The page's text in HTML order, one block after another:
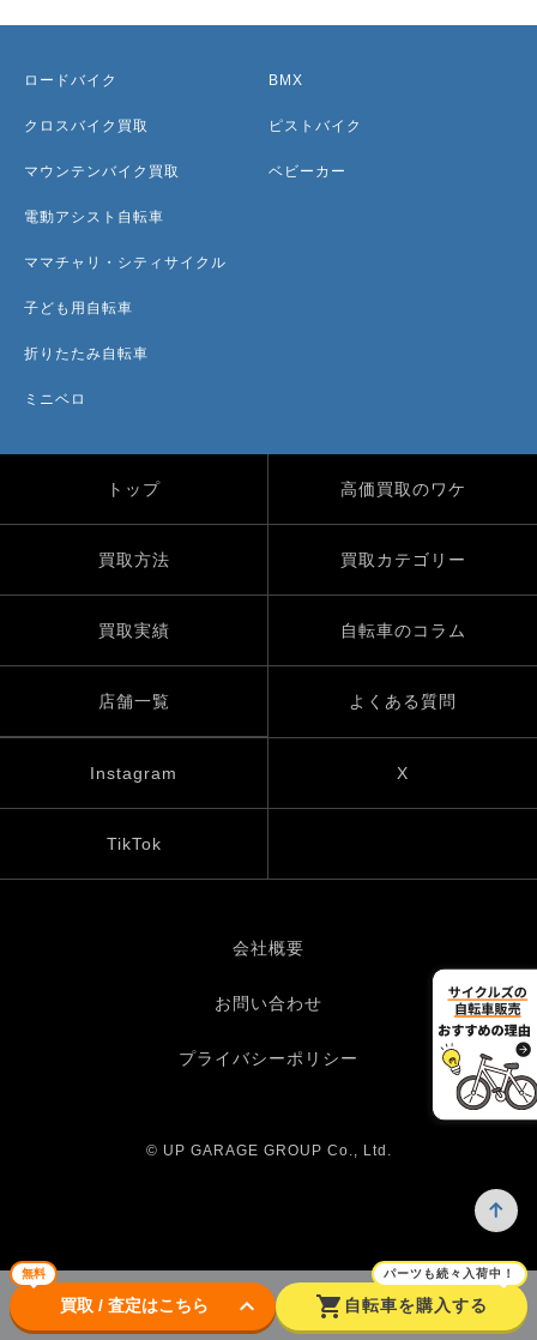
無料
買取 / 査定はこちら keyboard_arrow_down shopping_cart
パーツも続々入荷中！
自転車を購入する
ロードバイク
クロスバイク買取
マウンテンバイク買取
電動アシスト自転車
ママチャリ・シティサイクル
子ども用自転車
折りたたみ自転車
ミニベロ
BMX
ピストバイク
ベビーカー
トップ 高価買取のワケ
買取方法 買取カテゴリー
買取実績 自転車のコラム
店舗一覧 よくある質問
Instagram X
TikTok
会社概要
お問い合わせ
プライバシーポリシー
© UP GARAGE GROUP Co., Ltd.